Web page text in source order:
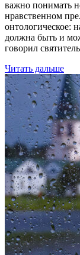
важно понимать
нравственном
онтологическое:
должна быть и
говорил
Читать дальше